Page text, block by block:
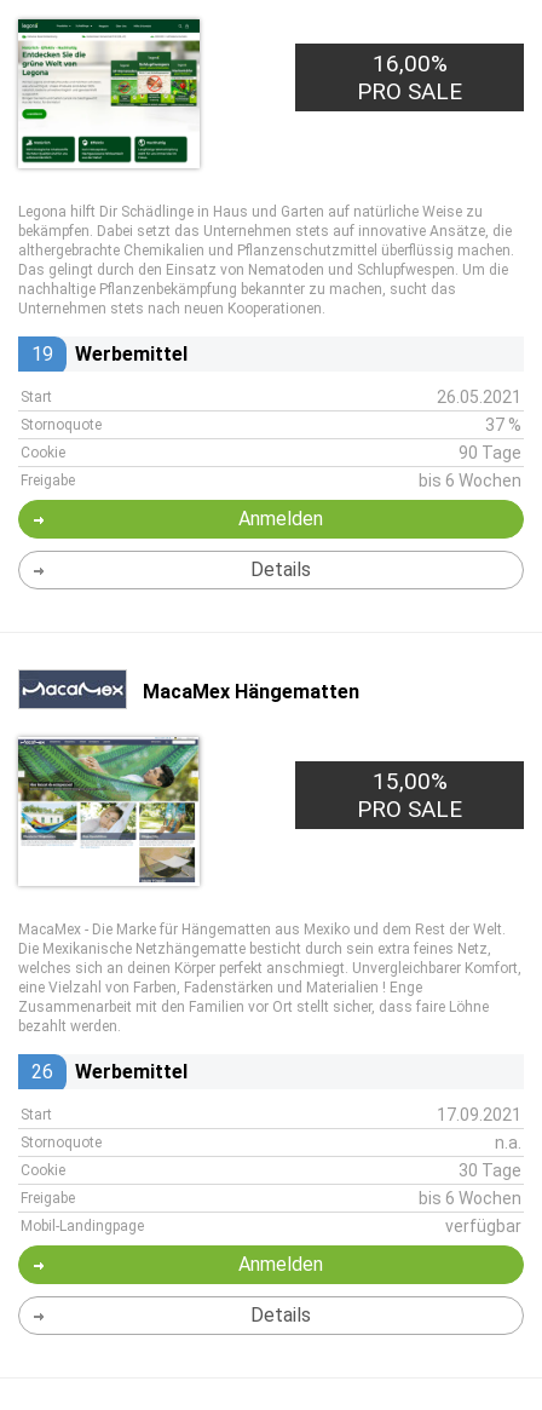
16,00%
PRO SALE
Legona hilft Dir Schädlinge in Haus und Garten auf natürliche Weise zu
bekämpfen. Dabei setzt das Unternehmen stets auf innovative Ansätze, die
althergebrachte Chemikalien und Pflanzenschutzmittel überflüssig machen.
Das gelingt durch den Einsatz von Nematoden und Schlupfwespen. Um die
nachhaltige Pflanzenbekämpfung bekannter zu machen, sucht das
Unternehmen stets nach neuen Kooperationen.
19 Werbemittel
Start 26.05.2021
Stornoquote 37 %
Cookie 90 Tage
Freigabe bis 6 Wochen
Anmelden
Details
MacaMex Hängematten
15,00%
PRO SALE
MacaMex - Die Marke für Hängematten aus Mexiko und dem Rest der Welt.
Die Mexikanische Netzhängematte besticht durch sein extra feines Netz,
welches sich an deinen Körper perfekt anschmiegt. Unvergleichbarer Komfort,
eine Vielzahl von Farben, Fadenstärken und Materialien ! Enge
Zusammenarbeit mit den Familien vor Ort stellt sicher, dass faire Löhne
bezahlt werden.
26 Werbemittel
Start 17.09.2021
Stornoquote n.a.
Cookie 30 Tage
Freigabe bis 6 Wochen
Mobil-Landingpage verfügbar
Anmelden
Details